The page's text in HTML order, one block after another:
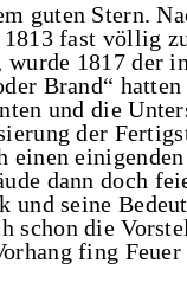
guten Stern.
fast völlig
1817 der
Brand“
und die
der
einen
dann doch
und seine
schon die
fing Feuer